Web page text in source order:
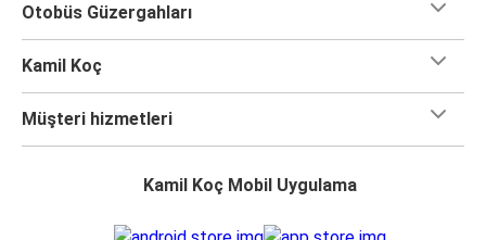
Otobüs Güzergahları
Kamil Koç
Müşteri hizmetleri
Kamil Koç Mobil Uygulama